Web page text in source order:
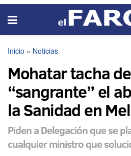
Inicio » Noticias
Mohatar tacha de
“sangrante” el
la Sanidad en
Piden a Delegación que se
cualquier ministro que